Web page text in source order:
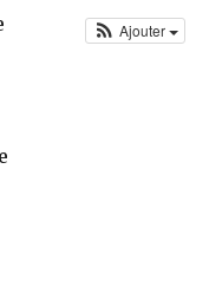
Ajouter